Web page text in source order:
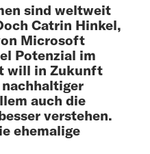
sind weltweit
Catrin Hinkel,
Microsoft
Potenzial im
will in Zukunft
auch die
verstehen.
ehemalige